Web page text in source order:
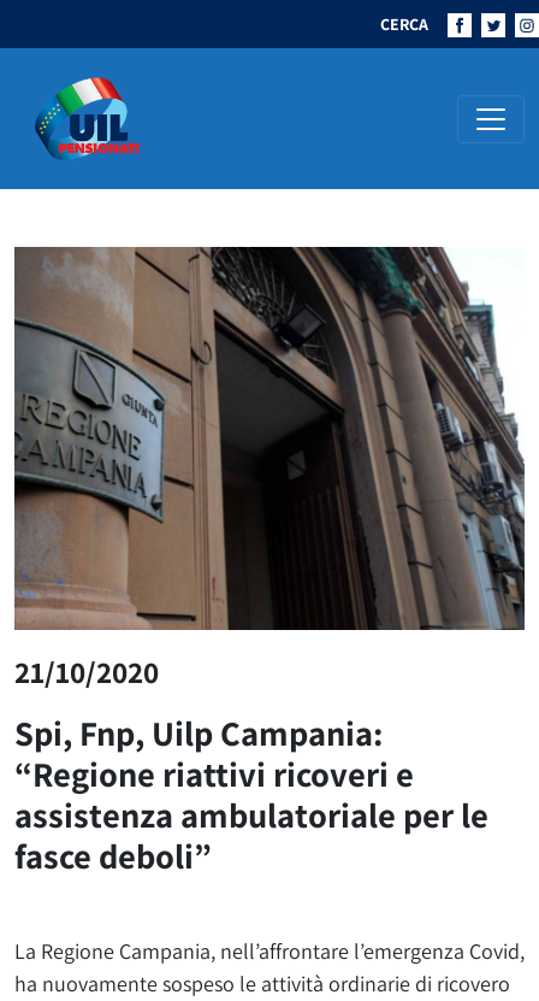
CERCA
Navigazione principale
21/10/2020
Spi, Fnp, Uilp Campania:
“Regione riattivi ricoveri e
assistenza ambulatoriale per le
fasce deboli”
La Regione Campania, nell’affrontare l’emergenza Covid,
ha nuovamente sospeso le attività ordinarie di ricovero